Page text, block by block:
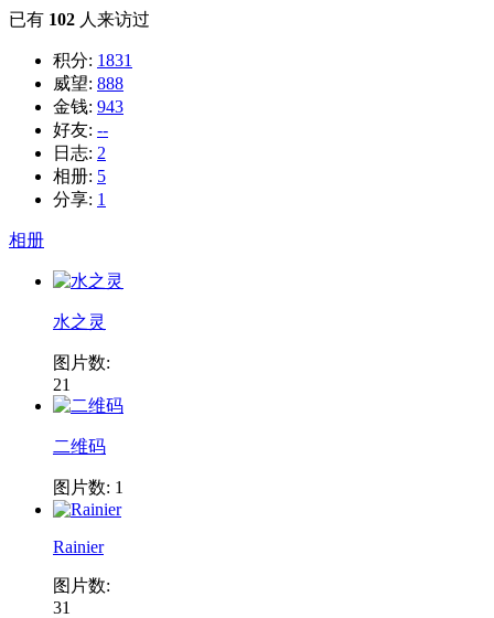
已有 102 人来访过
积分: 1831
威望: 888
金钱: 943
好友: --
日志: 2
相册: 5
分享: 1
相册
水之灵
图片数:
21
二维码
图片数: 1
Rainier
图片数:
31